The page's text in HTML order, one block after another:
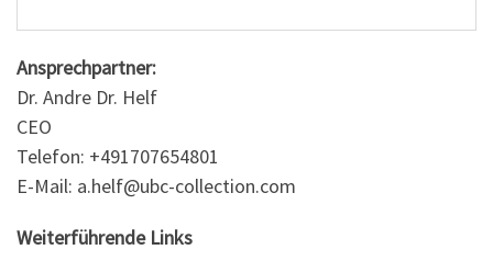
Ansprechpartner:
Dr. Andre Dr. Helf
CEO
Telefon: +491707654801
E-Mail: a.helf@ubc-collection.com
Weiterführende Links